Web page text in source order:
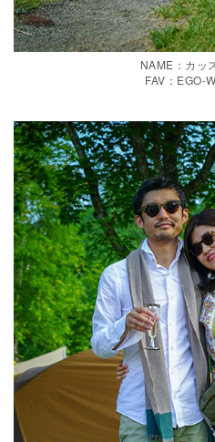
NAME：カッ
FAV：EGO-